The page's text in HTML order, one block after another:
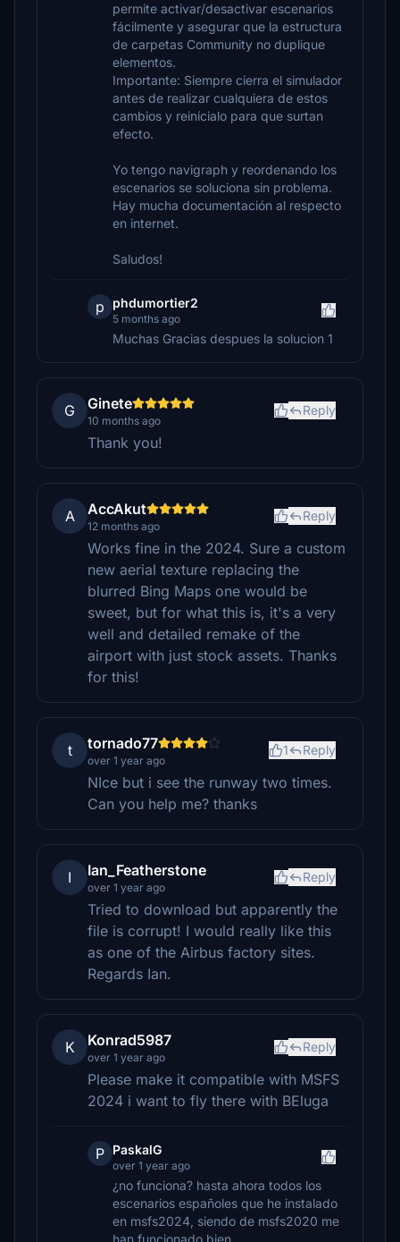
permite activar/desactivar escenarios
fácilmente y asegurar que la estructura
de carpetas Community no duplique
elementos.
Importante: Siempre cierra el simulador
antes de realizar cualquiera de estos
cambios y reinícialo para que surtan
efecto.
Yo tengo navigraph y reordenando los
escenarios se soluciona sin problema.
Hay mucha documentación al respecto
en internet.
Saludos!
p phdumortier2
5 months ago
Muchas Gracias despues la solucion 1
G Ginete
10 months ago
Reply
Thank you!
A AccAkut
12 months ago
Reply
Works fine in the 2024. Sure a custom
new aerial texture replacing the
blurred Bing Maps one would be
sweet, but for what this is, it's a very
well and detailed remake of the
airport with just stock assets. Thanks
for this!
t tornado77
over 1 year ago
1 Reply
NIce but i see the runway two times.
Can you help me? thanks
I Ian_Featherstone
over 1 year ago
Reply
Tried to download but apparently the
file is corrupt! I would really like this
as one of the Airbus factory sites.
Regards Ian.
K Konrad5987
over 1 year ago
Reply
Please make it compatible with MSFS
2024 i want to fly there with BEluga
P PaskalG
over 1 year ago
¿no funciona? hasta ahora todos los
escenarios españoles que he instalado
en msfs2024, siendo de msfs2020 me
han funcionado bien.